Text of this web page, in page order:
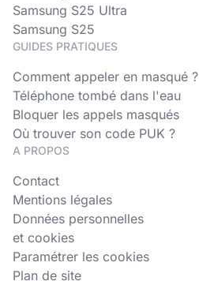
Samsung S25 Ultra
Samsung S25
GUIDES PRATIQUES
Comment appeler en masqué ?
Téléphone tombé dans l'eau
Bloquer les appels masqués
Où trouver son code PUK ?
A PROPOS
Contact
Mentions légales
Données personnelles
et cookies
Paramétrer les cookies
Plan de site